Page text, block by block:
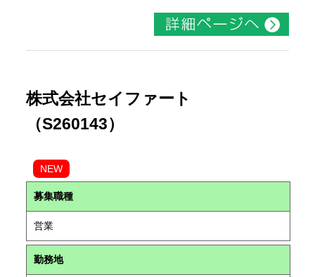
株式会社セイファート
（S260143）
NEW
募集職種
営業
勤務地